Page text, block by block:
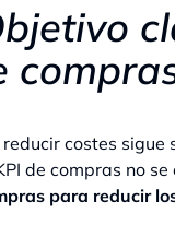
reducir costes sigue
de compras no
para reducir